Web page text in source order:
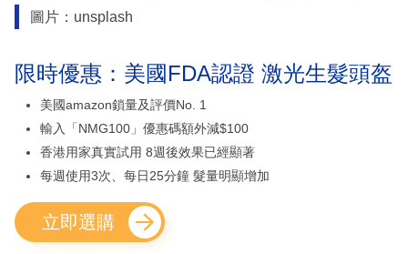
圖片：unsplash
限時優惠：美國FDA認證 激光生髮頭盔
美國amazon鎖量及評價No. 1
輸入「NMG100」優惠碼額外減$100
香港用家真實試用 8週後效果已經顯著
每週使用3次、每日25分鐘 髮量明顯增加
立即選購